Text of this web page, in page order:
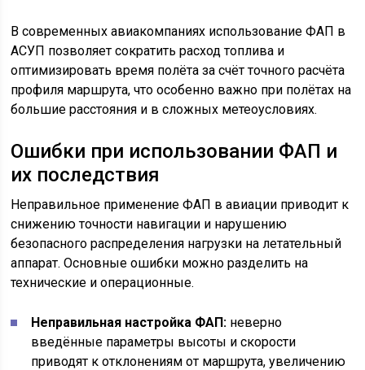
В современных авиакомпаниях использование ФАП в
АСУП позволяет сократить расход топлива и
оптимизировать время полёта за счёт точного расчёта
профиля маршрута, что особенно важно при полётах на
большие расстояния и в сложных метеоусловиях.
Ошибки при использовании ФАП и
их последствия
Неправильное применение ФАП в авиации приводит к
снижению точности навигации и нарушению
безопасного распределения нагрузки на летательный
аппарат. Основные ошибки можно разделить на
технические и операционные.
Неправильная настройка ФАП: неверно
введённые параметры высоты и скорости
приводят к отклонениям от маршрута, увеличению